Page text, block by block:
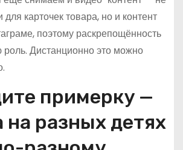
для карточек товара, но и контент
поэтому раскрепощённость
роль. Дистанционно это можно
примерку —
разных детях